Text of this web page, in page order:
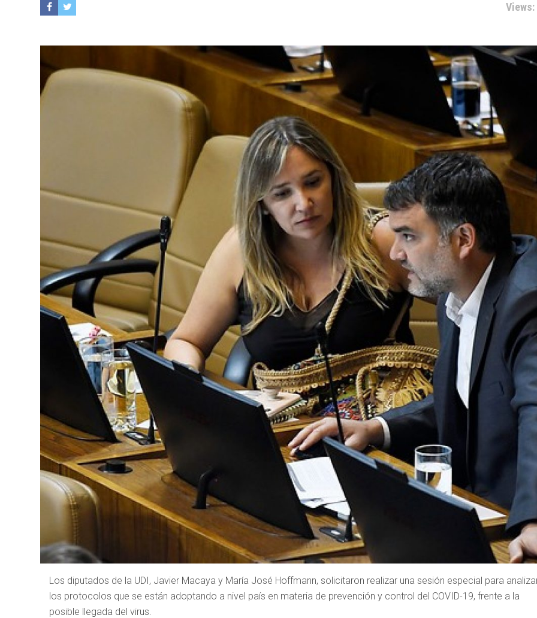
Views:
Los diputados de la UDI, Javier Macaya y María José Hoffmann, solicitaron realizar una sesión especial para
los protocolos que se están adoptando a nivel país en materia de prevención y control del COVID-19, frente a la
posible llegada del virus.